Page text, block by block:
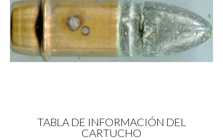
TABLA DE INFORMACIÓN DEL
CARTUCHO